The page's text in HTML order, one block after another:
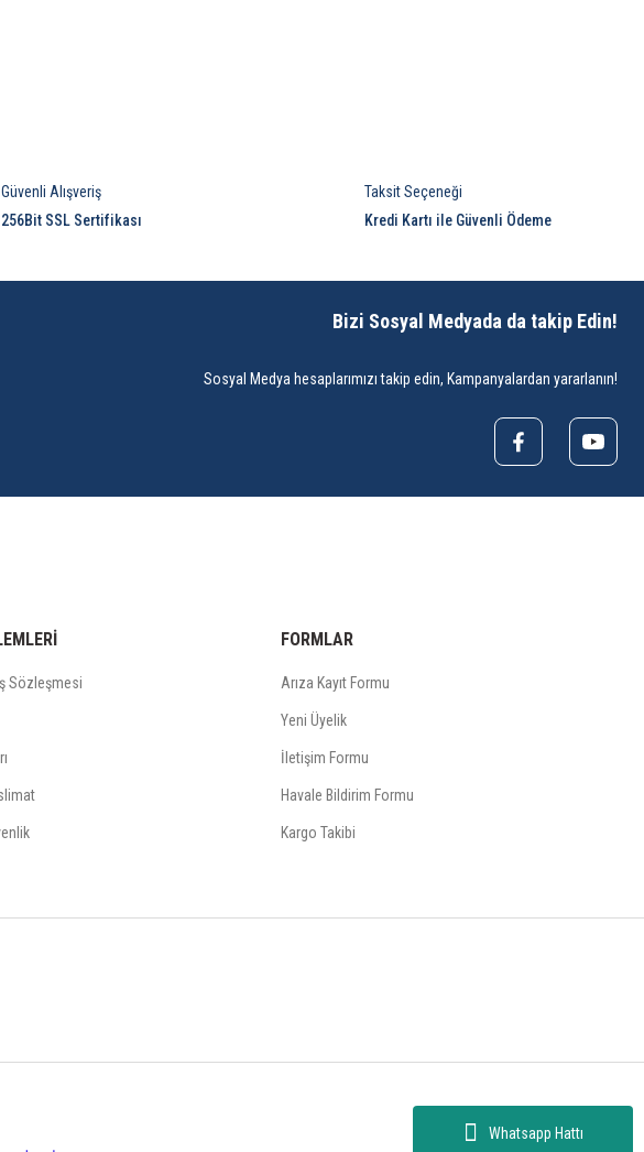
Whatsapp Hattı
Güvenli Alışveriş
256Bit SSL Sertifikası
Taksit Seçeneği
Kredi Kartı ile Güvenli Ödeme
Bizi Sosyal Medyada da takip Edin!
Sosyal Medya hesaplarımızı takip edin, Kampanyalardan yararlanın!
Sözleşmesi
FORMLAR
Arıza Kayıt Formu
Yeni Üyelik
İletişim Formu
Havale Bildirim Formu
Kargo Takibi